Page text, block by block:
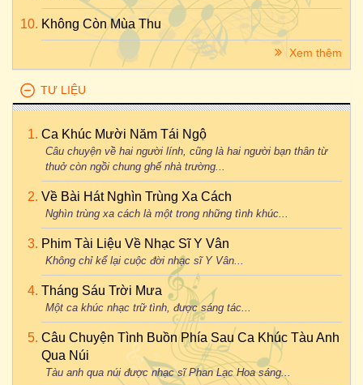
Không Còn Mùa Thu
Xem thêm
TƯ LIỆU
Ca Khúc Mười Năm Tái Ngộ
Câu chuyện về hai người lính, cũng là hai người bạn thân từ
thuở còn ngồi chung ghế nhà trường...
Về Bài Hát Nghìn Trùng Xa Cách
Nghìn trùng xa cách là một trong những tình khúc...
Phim Tài Liệu Về Nhạc Sĩ Y Vân
Không chỉ kể lại cuộc đời nhạc sĩ Y Vân...
Tháng Sáu Trời Mưa
Một ca khúc nhạc trữ tình, được sáng tác...
Câu Chuyện Tình Buồn Phía Sau Ca Khúc Tàu Anh
Qua Núi
Tàu anh qua núi được nhạc sĩ Phan Lạc Hoa sáng...